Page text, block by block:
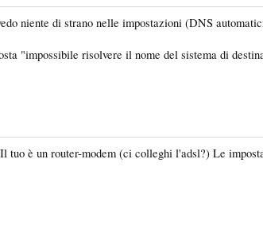
niente di strano nelle impostazioni (DNS
"impossibile risolvere il nome del sistema di
tuo è un router-modem (ci colleghi l'adsl?) Le